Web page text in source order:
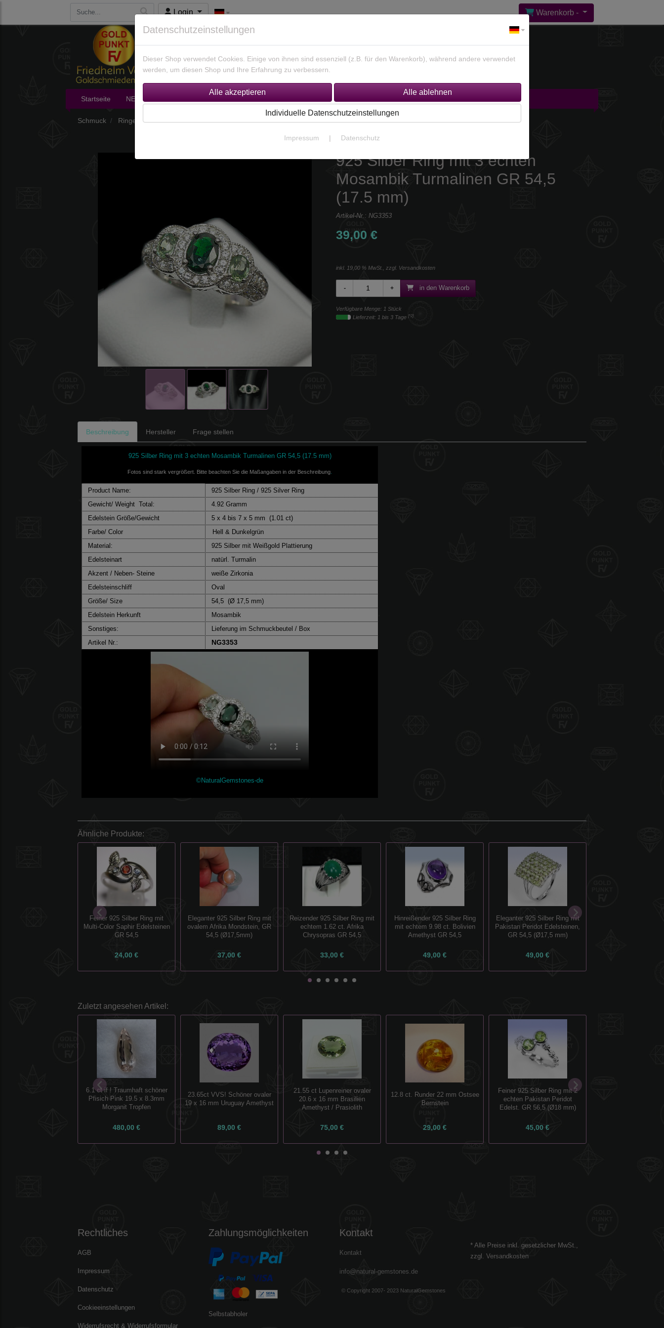
Login Warenkorb -
Startseite NEU im Shop 925 Silber Schmuck Unikate Gold / Silber
Schmuck Ringe Ringe nach Größen Größe 54,5(Ø 17.5 mm)
925 Silber Ring mit 3 echten
Mosambik Turmalinen GR 54,5
(17.5 mm)
Artikel-Nr.: NG3353
39,00 €
inkl. 19,00 % MwSt., zzgl. Versandkosten
in den Warenkorb
Verfügbare Menge: 1 Stück
Lieferzeit: 1 bis 3 Tage [*2]
Beschreibung Hersteller Frage stellen
925 Silber Ring mit 3 echten Mosambik Turmalinen GR 54,5 (17.5 mm)
Fotos sind stark vergrößert. Bitte beachten Sie die Maßangaben in der Beschreibung
Product Name:
925 Silber Ring / 925 Silver Ring
Gewicht/ Weight Total:
4.92 Gramm
Edelstein Größe/Gewicht
5 x 4 bis 7 x 5 mm (1.01 ct)
Farbe/ Color
Hell & Dunkelgrün
Material:
925 Silber mit Weißgold Plattierung
Edelsteinart
natürl. Turmalin
Akzent / Neben- Steine
weiße Zirkonia
Edelsteinschliff
Oval
Größe/ Size
54,5 (Ø 17,5 mm)
Edelstein Herkunft
Mosambik
Sonstiges:
Lieferung im Schmuckbeutel / Box
Artikel Nr.:
NG3353
©NaturalGemstones-de
Ähnliche Produkte:
Feiner 925 Silber Ring mit
Multi-Color Saphir Edelsteinen
GR 54,5
24,00 €
Eleganter 925 Silber Ring mit
ovalem Afrika Mondstein, GR
54,5 (Ø17,5mm)
37,00 €
Reizender 925 Silber Ring mit
echtem 1.62 ct. Afrika
Chrysopras GR 54,5
33,00 €
Hinreißender 925 Silber Ring
mit echtem 9.98 ct. Bolivien
Amethyst GR 54,5
49,00 €
Eleganter 925 Silber Ring mit
Pakistan Peridot Edelsteinen,
GR 54,5 (Ø17,5 mm)
49,00 €
Zuletzt angesehen Artikel:
6.1 ct if ! Traumhaft schöner
Pfisich Pink 19.5 x 8.3mm
Morganit Tropfen
480,00 €
23.65ct VVS! Schöner ovaler
19 x 16 mm Uruguay Amethyst
89,00 €
21.55 ct Lupenreiner ovaler
20.6 x 16 mm Brasilien
Amethyst / Prasiolith
75,00 €
12.8 ct. Runder 22 mm Ostsee
Bernstein
29,00 €
Feiner 925 Silber Ring mit 2
echten Pakistan Peridot
Edelst. GR 56,5 (Ø18 mm)
45,00 €
Rechtliches
AGB
Impressum
Datenschutz
Cookieeinstellungen
Widerrufsrecht & Widerrufsformular
Zahlungsmöglichkeiten
Selbstabholer
Kontakt
Kontakt
info@natural-gemstones.de
© Copyright 2007- 2023 NaturalGemstones
* Alle Preise inkl. gesetzlicher MwSt.,
zzgl. Versandkosten
Datenschutzeinstellungen
Dieser Shop verwendet Cookies. Einige von ihnen sind essenziell (z.B. für den Warenkorb), während andere verwendet
werden, um diesen Shop und Ihre Erfahrung zu verbessern.
Individuelle Datenschutzeinstellungen
Impressum | Datenschutz